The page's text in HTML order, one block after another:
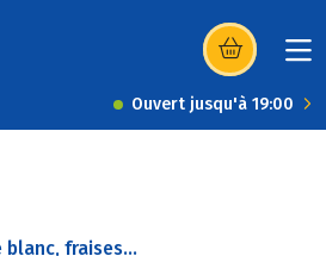
(s’ouvre dans
Ouvert jusqu'à 19:00
fraises...